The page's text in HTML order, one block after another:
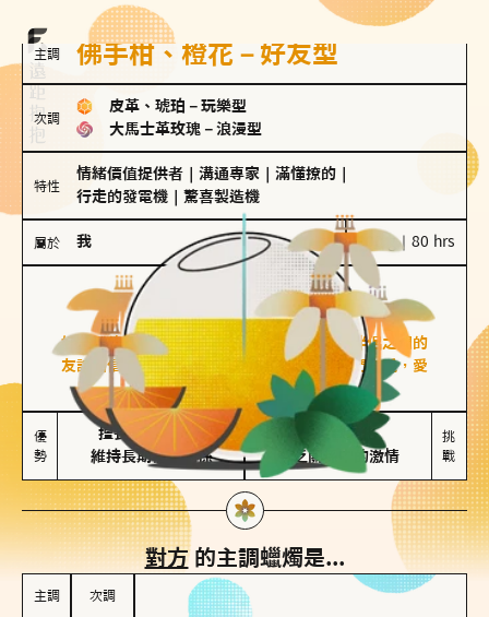
主調 佛手柑、橙花－好友型
次調
皮革、琥珀 － 玩樂型
大馬士革玫瑰 － 浪漫型
特性
情緒價值提供者 溝通專家 滿懂撩的
行走的發電機
驚喜製造機
屬於 我 100 g｜80 hrs
好友型
佛手柑、橙花
好友型的人喜歡分享生活中的點滴，重視與伴侶之間的
友誼和信任，穩定感是重要的關鍵詞。對他們來說，愛
情是心靈深處的共鳴和理解。
優
勢
擅長聆聽與溝通
維持長期穩定關係
不喜歡變化
缺乏關係中的激情
挑
戰
對方的主調蠟燭是...
主調 次調